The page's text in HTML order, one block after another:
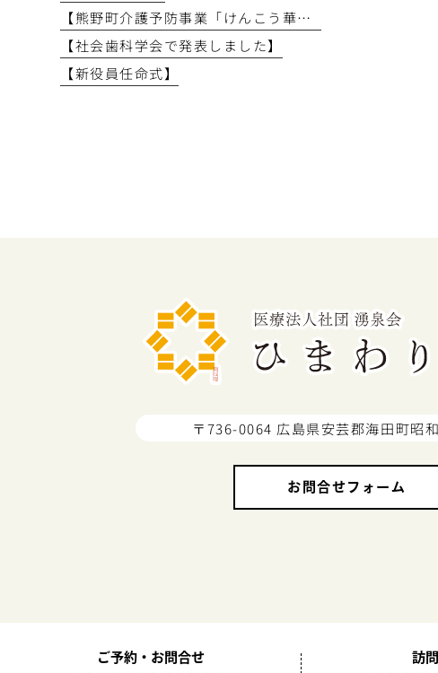
【熊野町介護予防事業「けんこう華齢教室」で講義を行いました】
【社会歯科学会で発表しました】
【新役員任命式】
〒736-0064 広島県安芸郡海田町昭
お問合せフォーム
ご予約・お問合せ 訪